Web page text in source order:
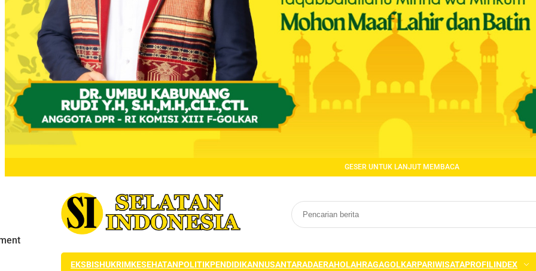
GESER UNTUK LANJUT MEMBACA
EKSBISHUKRIMKESEHATANPOLITIKPENDIDIKANNUSANTARADAERAHOLAHRAGAGOLKARPARIWISATAPROFILINDEX